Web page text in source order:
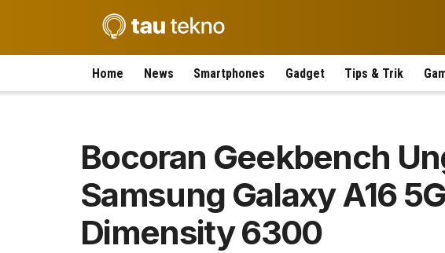
Home News Smartphones Gadget Tips & Trik
Bocoran Geekbench
Samsung Galaxy A16
Dimensity 6300